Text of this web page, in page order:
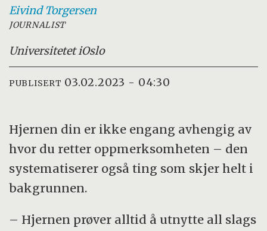
Eivind Torgersen
JOURNALIST
Universitetet iOslo
PUBLISERT 03.02.2023 - 04:30
Hjernen din er ikke engang avhengig av
hvor du retter oppmerksomheten – den
systematiserer også ting som skjer helt i
bakgrunnen.
– Hjernen prøver alltid å utnytte all slags